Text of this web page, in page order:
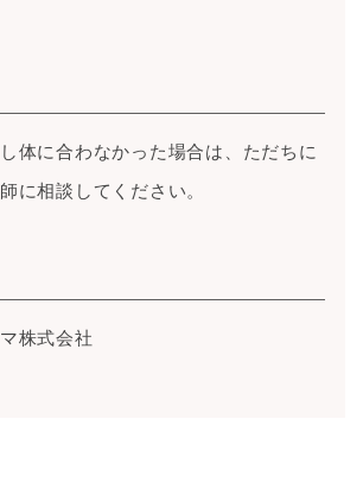
体に合わなかった場合は、ただちに
に相談してください。
株式会社